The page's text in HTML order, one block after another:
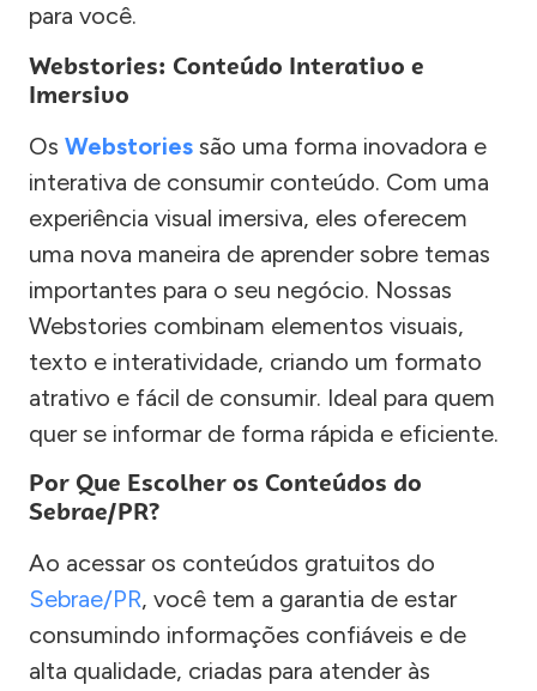
para você.
Webstories: Conteúdo Interativo e
Imersivo
Os Webstories são uma forma inovadora e
interativa de consumir conteúdo. Com uma
experiência visual imersiva, eles oferecem
uma nova maneira de aprender sobre temas
importantes para o seu negócio. Nossas
Webstories combinam elementos visuais,
texto e interatividade, criando um formato
atrativo e fácil de consumir. Ideal para quem
quer se informar de forma rápida e eficiente.
Por Que Escolher os Conteúdos do
Sebrae/PR?
Ao acessar os conteúdos gratuitos do
Sebrae/PR, você tem a garantia de estar
consumindo informações confiáveis e de
alta qualidade, criadas para atender às